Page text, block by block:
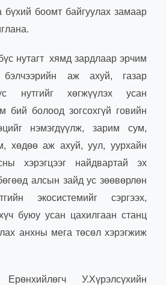
бүхий боомт байгуулах замаар
нутагт хямд зардлаар эрчим
аж ахуй, газар
нутгийг хөгжүүлэх усан
бий болоод зогсохгүй говийн
нэмэгдүүлж, зарим сум,
хөдөө аж ахуй, уул, уурхайн
хэрэгцээг найдвартай эх
алсын зайд ус зөөвөрлөн
экосистемийг сэргээх,
буюу усан цахилгаан станц
анхны мега төсөл хэрэгжиж
У.Хүрэлсүхийн